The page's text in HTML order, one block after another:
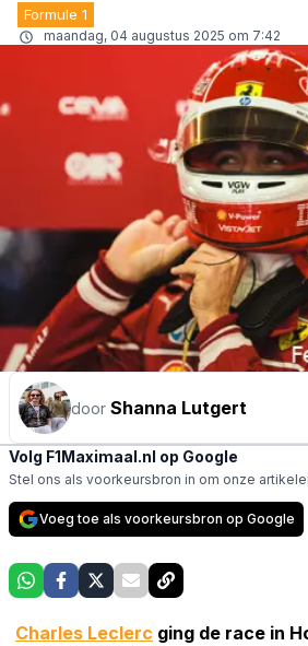
Formule 1
maandag, 04 augustus 2025 om 7:42
door Shanna Lutgert
Volg F1Maximaal.nl op Google
Stel ons als voorkeursbron in om onze
Voeg toe als voorkeursbron op Google
Charles Leclerc ging de race in